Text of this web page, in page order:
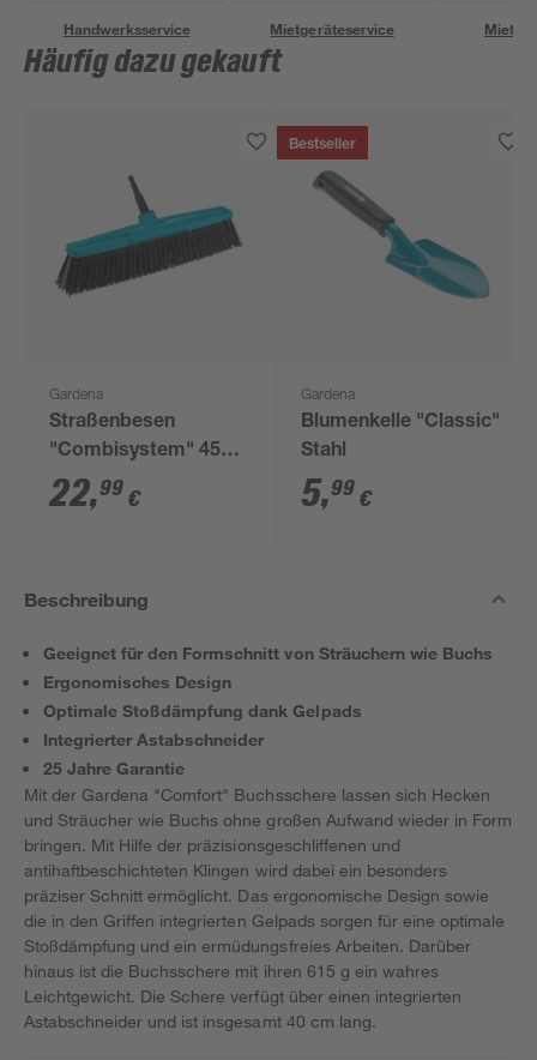
Handwerksservice Mietgeräteservice
Häufig dazu gekauft
Gardena
Straßenbesen
"Combisystem" 45
cm
22,99 €
Bestseller
Gardena
Blumenkelle "Classic"
Stahl
5,99 €
Beschreibung
Geeignet für den Formschnitt von Sträuchern wie Buchs
Ergonomisches Design
Optimale Stoßdämpfung dank Gelpads
Integrierter Astabschneider
25 Jahre Garantie
Mit der Gardena "Comfort" Buchsschere lassen sich Hecken
und Sträucher wie Buchs ohne großen Aufwand wieder in Form
bringen. Mit Hilfe der präzisionsgeschliffenen und
antihaftbeschichteten Klingen wird dabei ein besonders
präziser Schnitt ermöglicht. Das ergonomische Design sowie
die in den Griffen integrierten Gelpads sorgen für eine optimale
Stoßdämpfung und ein ermüdungsfreies Arbeiten. Darüber
hinaus ist die Buchsschere mit ihren 615 g ein wahres
Leichtgewicht. Die Schere verfügt über einen integrierten
Astabschneider und ist insgesamt 40 cm lang.